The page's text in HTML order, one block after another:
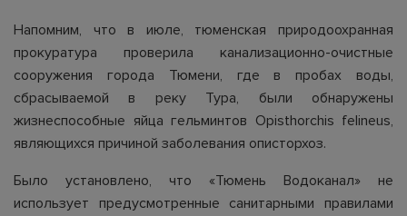
Напомним, что в июле, тюменская природоохранная
прокуратура проверила канализационно-очистные
сооружения города Тюмени, где в пробах воды,
сбрасываемой в реку Тура, были обнаружены
жизнеспособные яйца гельминтов Opisthorchis felineus,
являющихся причиной заболевания описторхоз.
Было установлено, что «Тюмень Водоканал» не
использует предусмотренные санитарными правилами